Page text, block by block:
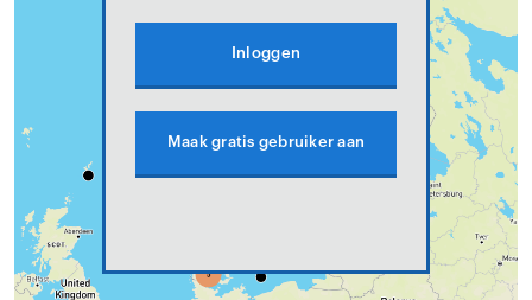
Inloggen
Maak gratis gebruiker aan